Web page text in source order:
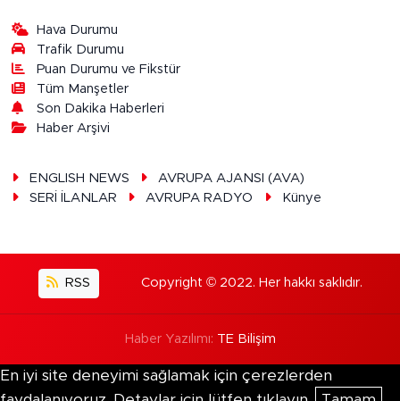
Hava Durumu
Trafik Durumu
Puan Durumu ve Fikstür
Tüm Manşetler
Son Dakika Haberleri
Haber Arşivi
ENGLISH NEWS
AVRUPA AJANSI (AVA)
SERİ İLANLAR
AVRUPA RADYO Künye
RSS Copyright © 2022. Her hakkı saklıdır.
Haber Yazılımı: TE Bilişim
En iyi site deneyimi sağlamak için çerezlerden